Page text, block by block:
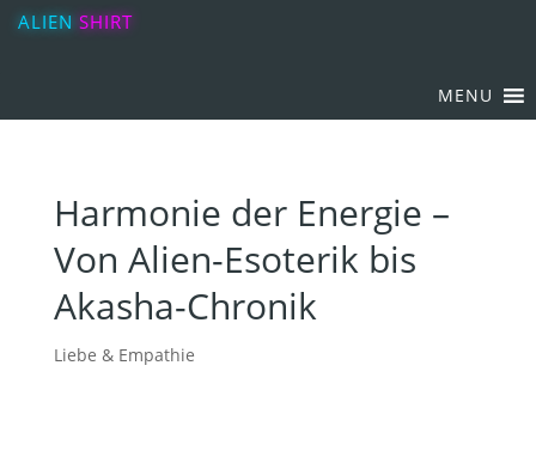
ALIEN SHIRT
MENU
Harmonie der Energie –
Von Alien-Esoterik bis
Akasha-Chronik
Liebe & Empathie